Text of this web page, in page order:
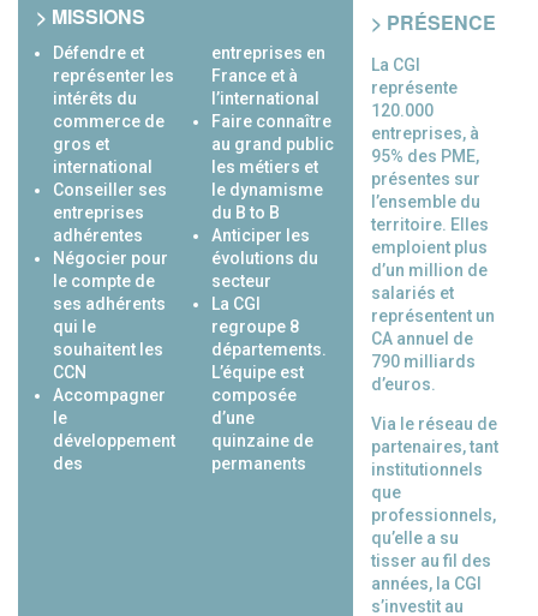
> MISSIONS
Défendre et
représenter les
intérêts du
commerce de
gros et
international
Conseiller ses
entreprises
adhérentes
Négocier pour
le compte de
ses adhérents
qui le
souhaitent les
CCN
Accompagner
le
développement
des
entreprises en
France et à
l’international
Faire connaître
au grand public
les métiers et
le dynamisme
du B to B
Anticiper les
évolutions du
secteur
La CGI
regroupe 8
départements.
L’équipe est
composée
d’une
quinzaine de
permanents
> PRÉSENCE
La CGI
représente
120.000
entreprises, à
95% des PME,
présentes sur
l’ensemble du
territoire. Elles
emploient plus
d’un million de
salariés et
représentent un
CA annuel de
790 milliards
d’euros.
Via le réseau de
partenaires, tant
institutionnels
que
professionnels,
qu’elle a su
tisser au fil des
années, la CGI
s’investit au